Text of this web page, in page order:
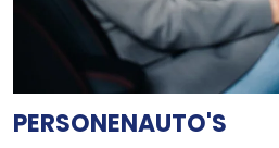
PERSONENAUTO'S